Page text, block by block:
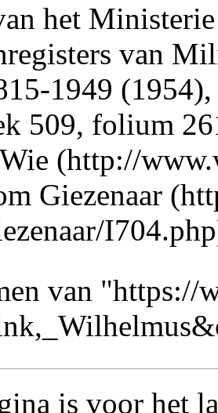
het
van
1949
509, folium
Giezenaar
van "https://
is voor het